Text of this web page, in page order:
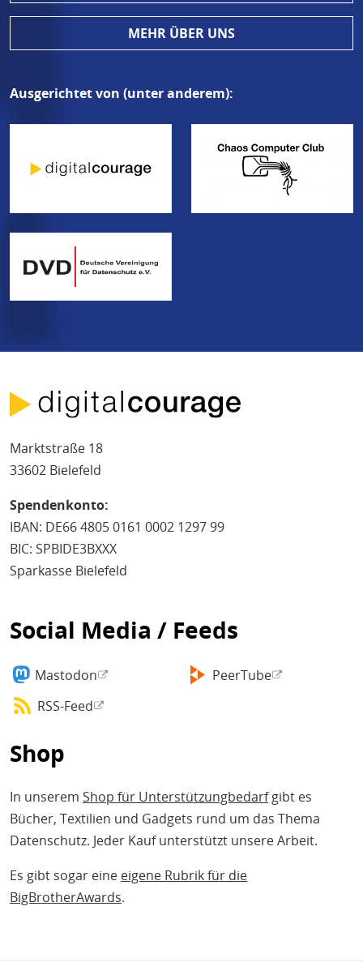
MEHR ÜBER UNS
Ausgerichtet von (unter anderem):
Marktstraße 18
33602 Bielefeld
Spendenkonto:
IBAN: DE66 4805 0161 0002 1297 99
BIC: SPBIDE3BXXX
Sparkasse Bielefeld
Social Media / Feeds
Mastodon
PeerTube
RSS-Feed
Shop
In unserem Shop für Unterstützungbedarfgibt es
Bücher, Textilien und Gadgets rund um das Thema
Datenschutz. Jeder Kauf unterstützt unsere Arbeit.
Es gibt sogar eine eigene Rubrik für die
BigBrotherAwards.